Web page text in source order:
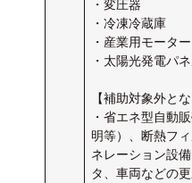
・変圧器
・冷凍冷蔵庫
・産業用モーター
・太陽光発電パ
【補助対象外と
・省エネ型自動
明等）、断熱フ
ネレーション設
タ、車両などの